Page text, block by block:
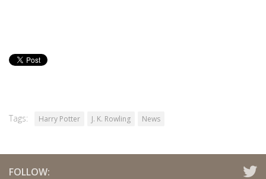
Tags: Harry Potter J. K. Rowling News
FOLLOW: